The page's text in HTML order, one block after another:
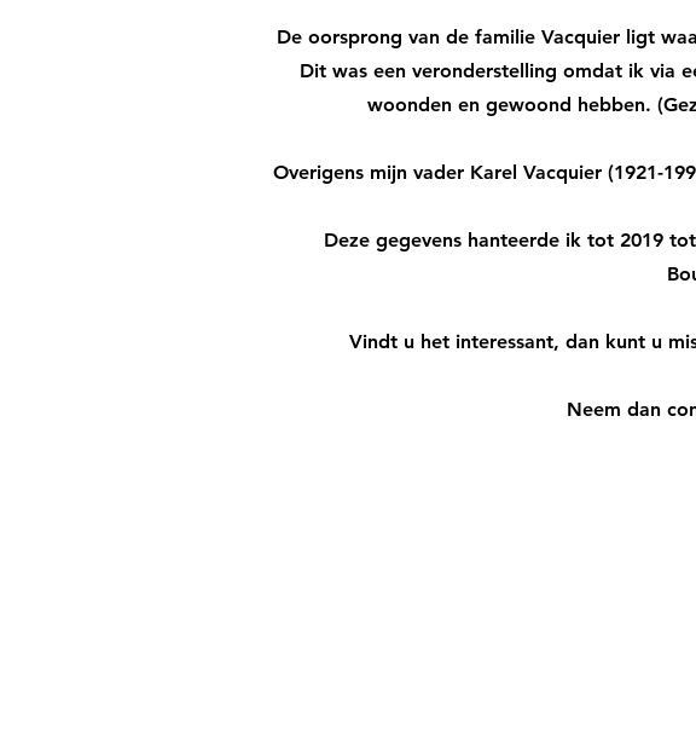
De oorsprong van de familie Vacquier ligt
Dit was een veronderstelling omdat ik via
woonden en gewoond hebben.
Overigens mijn vader Karel Vacquier (1921-
Deze gegevens hanteerde ik tot 2019
Vindt u het interessant, dan kunt u
Neem dan